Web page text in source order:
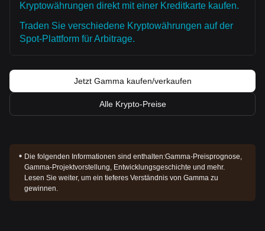
Kryptowährungen direkt mit einer Kreditkarte kaufen.
Traden Sie verschiedene Kryptowährungen auf der
Spot-Plattform für Arbitrage.
Jetzt Gamma kaufen/verkaufen
Alle Krypto-Preise
Die folgenden Informationen sind enthalten:Gamma-Preisprognose,
Gamma-Projektvorstellung, Entwicklungsgeschichte und mehr.
Lesen Sie weiter, um ein tieferes Verständnis von Gamma zu
gewinnen.